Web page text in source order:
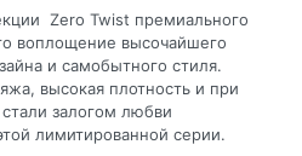
Zero Twist премиального
воплощение высочайшего
и самобытного стиля.
высокая плотность и при
залогом любви
лимитированной серии.